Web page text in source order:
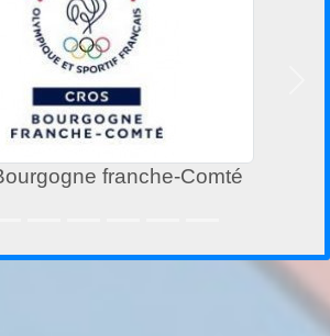
Conseil Régional